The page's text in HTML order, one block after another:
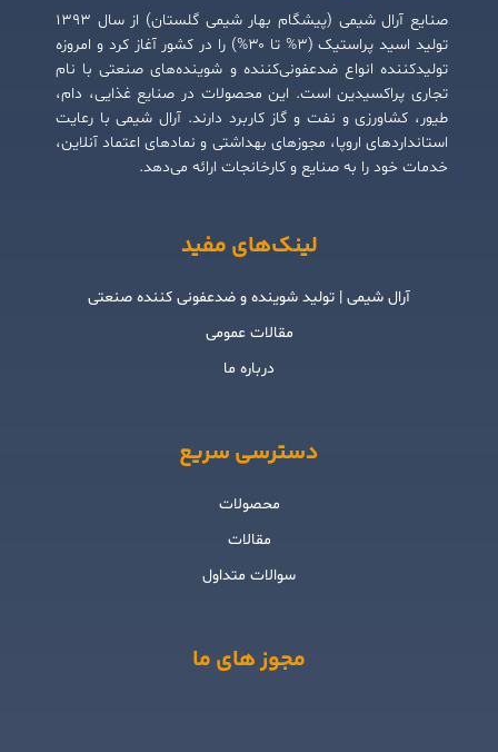
صنایع آرال شیمی (پیشگام بهار شیمی گلستان) از سال ۱۳۹۳
تولید اسید پراستیک (۳% تا ۳۰%) را در کشور آغاز کرد و امروزه
تولیدکننده انواع ضدعفونی‌کننده و شوینده‌های صنعتی با نام
تجاری پراکسیدین است. این محصولات در صنایع غذایی، دام،
طیور، کشاورزی و نفت و گاز کاربرد دارند. آرال شیمی با رعایت
استانداردهای اروپا، مجوزهای بهداشتی و نمادهای اعتماد آنلاین،
خدمات خود را به صنایع و کارخانجات ارائه می‌دهد.
لینک‌های مفید
آرال شیمی | تولید شوینده و ضدعفونی کننده صنعتی
مقالات عمومی
درباره ما
دسترسی سریع
محصولات
مقالات
سوالات متداول
مجوز های ما